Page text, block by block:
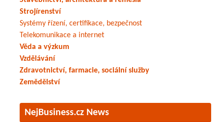
Strojírenství
Systémy řízení, certifikace, bezpečnost
Telekomunikace a internet
Věda a výzkum
Vzdělávání
Zdravotnictví, farmacie, sociální služby
Zemědělství
NejBusiness.cz News